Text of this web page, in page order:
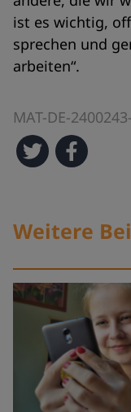
ist es wichtig,
sprechen und
arbeiten“.
MAT-DE-
Weitere